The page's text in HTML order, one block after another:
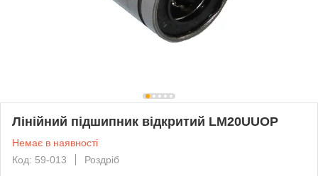
Лінійний підшипник відкритий LM20UUOP
Немає в наявності
Код: 59-013
Роздріб